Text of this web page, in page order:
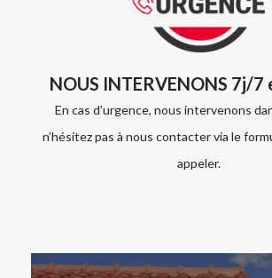
NOUS INTERVENONS 7j/
En cas d’urgence, nous intervenons
n’hésitez pas à nous contacter via le
appeler.